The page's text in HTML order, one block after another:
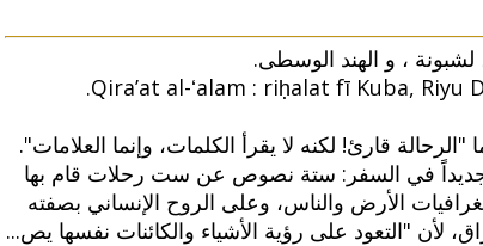
لشبونة ، و الهند الوسطى.
Qiraʼat al-ʻalam : riḥalat fī Kuba, Riyu
قارئ! لكنه لا يقرأ الكلمات، وإنما العلامات".
جديداً في السفر: ستة نصوص عن ست رحلات قام بها
الأرض والناس، وعلى الروح الإنساني بصفته
لأن "التعود على رؤية الأشياء والكائنات نفسها يص...